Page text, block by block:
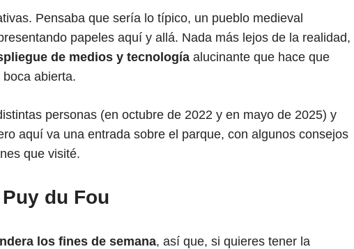
Pensaba que sería lo típico, un pueblo medieval
papeles aquí y allá. Nada más lejos de la realidad,
de medios y tecnología alucinante que hace que
abierta.
personas (en octubre de 2022 y en mayo de 2025) y
aquí va una entrada sobre el parque, con algunos consejos
que visité.
du Fou
los fines de semana, así que, si quieres tener la